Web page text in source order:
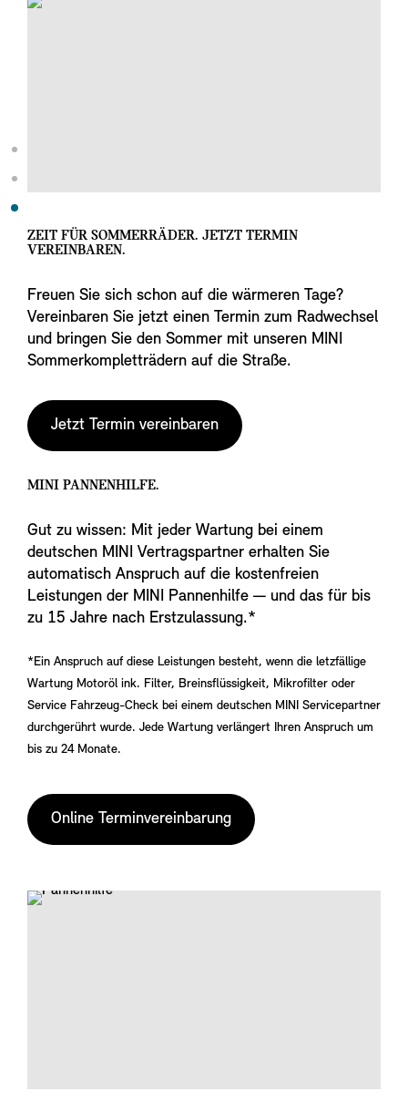
ZEIT FÜR SOMMERRÄDER. JETZT TERMIN
VEREINBAREN.
Freuen Sie sich schon auf die wärmeren Tage?
Vereinbaren Sie jetzt einen Termin zum Radwechsel
und bringen Sie den Sommer mit unseren MINI
Sommerkompletträdern auf die Straße.
Jetzt Termin vereinbaren
MINI PANNENHILFE.
Gut zu wissen: Mit jeder Wartung bei einem
deutschen MINI Vertragspartner erhalten Sie
automatisch Anspruch auf die kostenfreien
Leistungen der MINI Pannenhilfe — und das für bis
zu 15 Jahre nach Erstzulassung.*
*Ein Anspruch auf diese Leistungen besteht, wenn die letzfällige
Wartung Motoröl ink. Filter, Breinsflüssigkeit, Mikrofilter oder
Service Fahrzeug-Check bei einem deutschen MINI Servicepartner
durchgerührt wurde. Jede Wartung verlängert Ihren Anspruch um
bis zu 24 Monate.
Online Terminvereinbarung